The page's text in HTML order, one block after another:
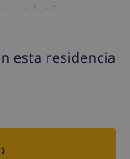
tiene un
tiene una
comedor
piscina con
amplia y
esta residencia